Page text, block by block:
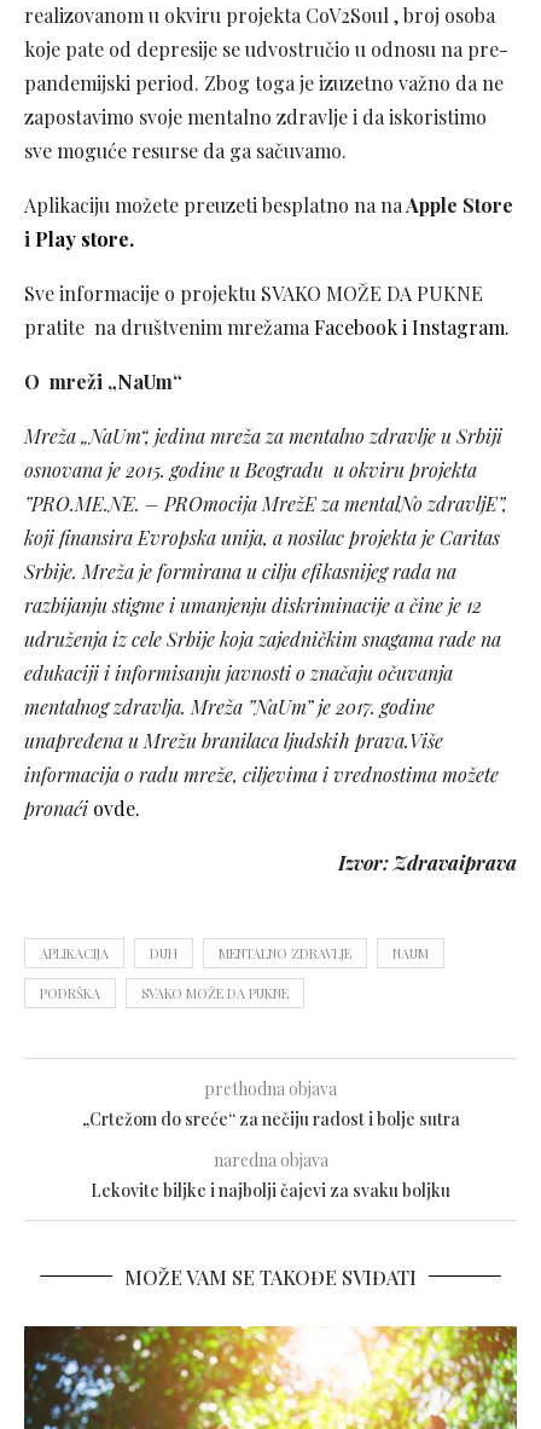
realizovanom u okviru projekta CoV2Soul , broj osoba
koje pate od depresije se udvostručio u odnosu na pre-
pandemijski period. Zbog toga je izuzetno važno da ne
zapostavimo svoje mentalno zdravlje i da iskoristimo
sve moguće resurse da ga sačuvamo.
Aplikaciju možete preuzeti besplatno na naApple Store
i Play store.
Sve informacije o projektu SVAKO MOŽE DA PUKNE
pratite na društvenim mrežama Facebook i Instagram.
O mreži „NaUm“
Mreža „NaUm“, jedina mreža za mentalno zdravlje u Srbiji
osnovana je 2015. godine u Beogradu u okviru projekta
”PRO.ME.NE. – PROmocija MrežE za mentalNo zdravljE”,
koji finansira Evropska unija, a nosilac projekta je Caritas
Srbije. Mreža je formirana u cilju efikasnijeg rada na
razbijanju stigme i umanjenju diskriminacije a čine je 12
udruženja iz cele Srbije koja zajedničkim snagama rade na
edukaciji i informisanju javnosti o značaju očuvanja
mentalnog zdravlja. Mreža ”NaUm” je 2017. godine
unapređena u Mrežu branilaca ljudskih prava.Više
informacija o radu mreže, ciljevima i vrednostima možete
pronaći ovde.
Izvor: Zdravaiprava
APLIKACIJA DUH MENTALNO ZDRAVLJE NAUM
PODRŠKA SVAKO MOŽE DA PUKNE
prethodna objava
„Crtežom do sreće“ za nečiju radost i bolje sutra
naredna objava
Lekovite biljke i najbolji čajevi za svaku boljku
MOŽE VAM SE TAKOĐE SVIĐATI